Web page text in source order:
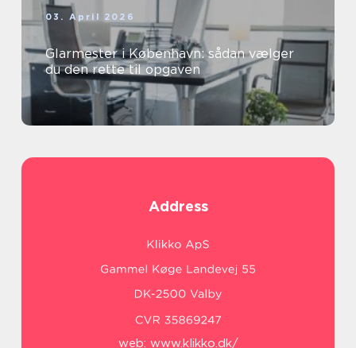
03. April 2026
Glarmester i København: sådan vælger
du den rette til opgaven
Address
web: www.klikko.dk/